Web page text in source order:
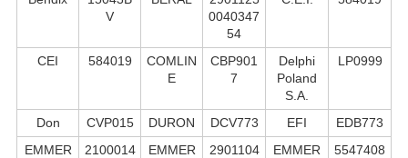
V
0040347
54
CEI 584019
COMLIN
E
CBP901
7
Delphi
Poland
S.А.
LP0999
Don CVP015 DURON DCV773 EFI
EDB773
EMMER
2100014
EMMER
2901104
EMMER
5547408